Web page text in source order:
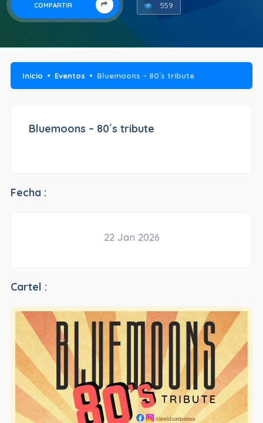
COMPARTIR 559
Inicio Eventos Bluemoons – 80´s tribute
Bluemoons – 80´s tribute
Fecha :
22 Jan 2026
Cartel :